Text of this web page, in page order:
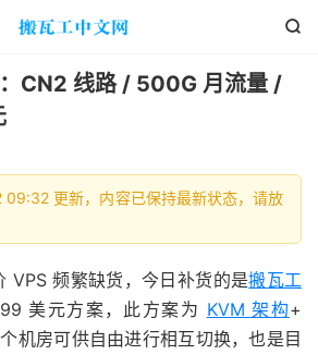

CN2 线路 / 500G 月流量 /
更新，内容已保持最新状态，请放
VPS 频繁缺货，今日补货的是搬瓦工
美元方案，此方案为 KVM 架构+
机房可供自由进行相互切换，也是目